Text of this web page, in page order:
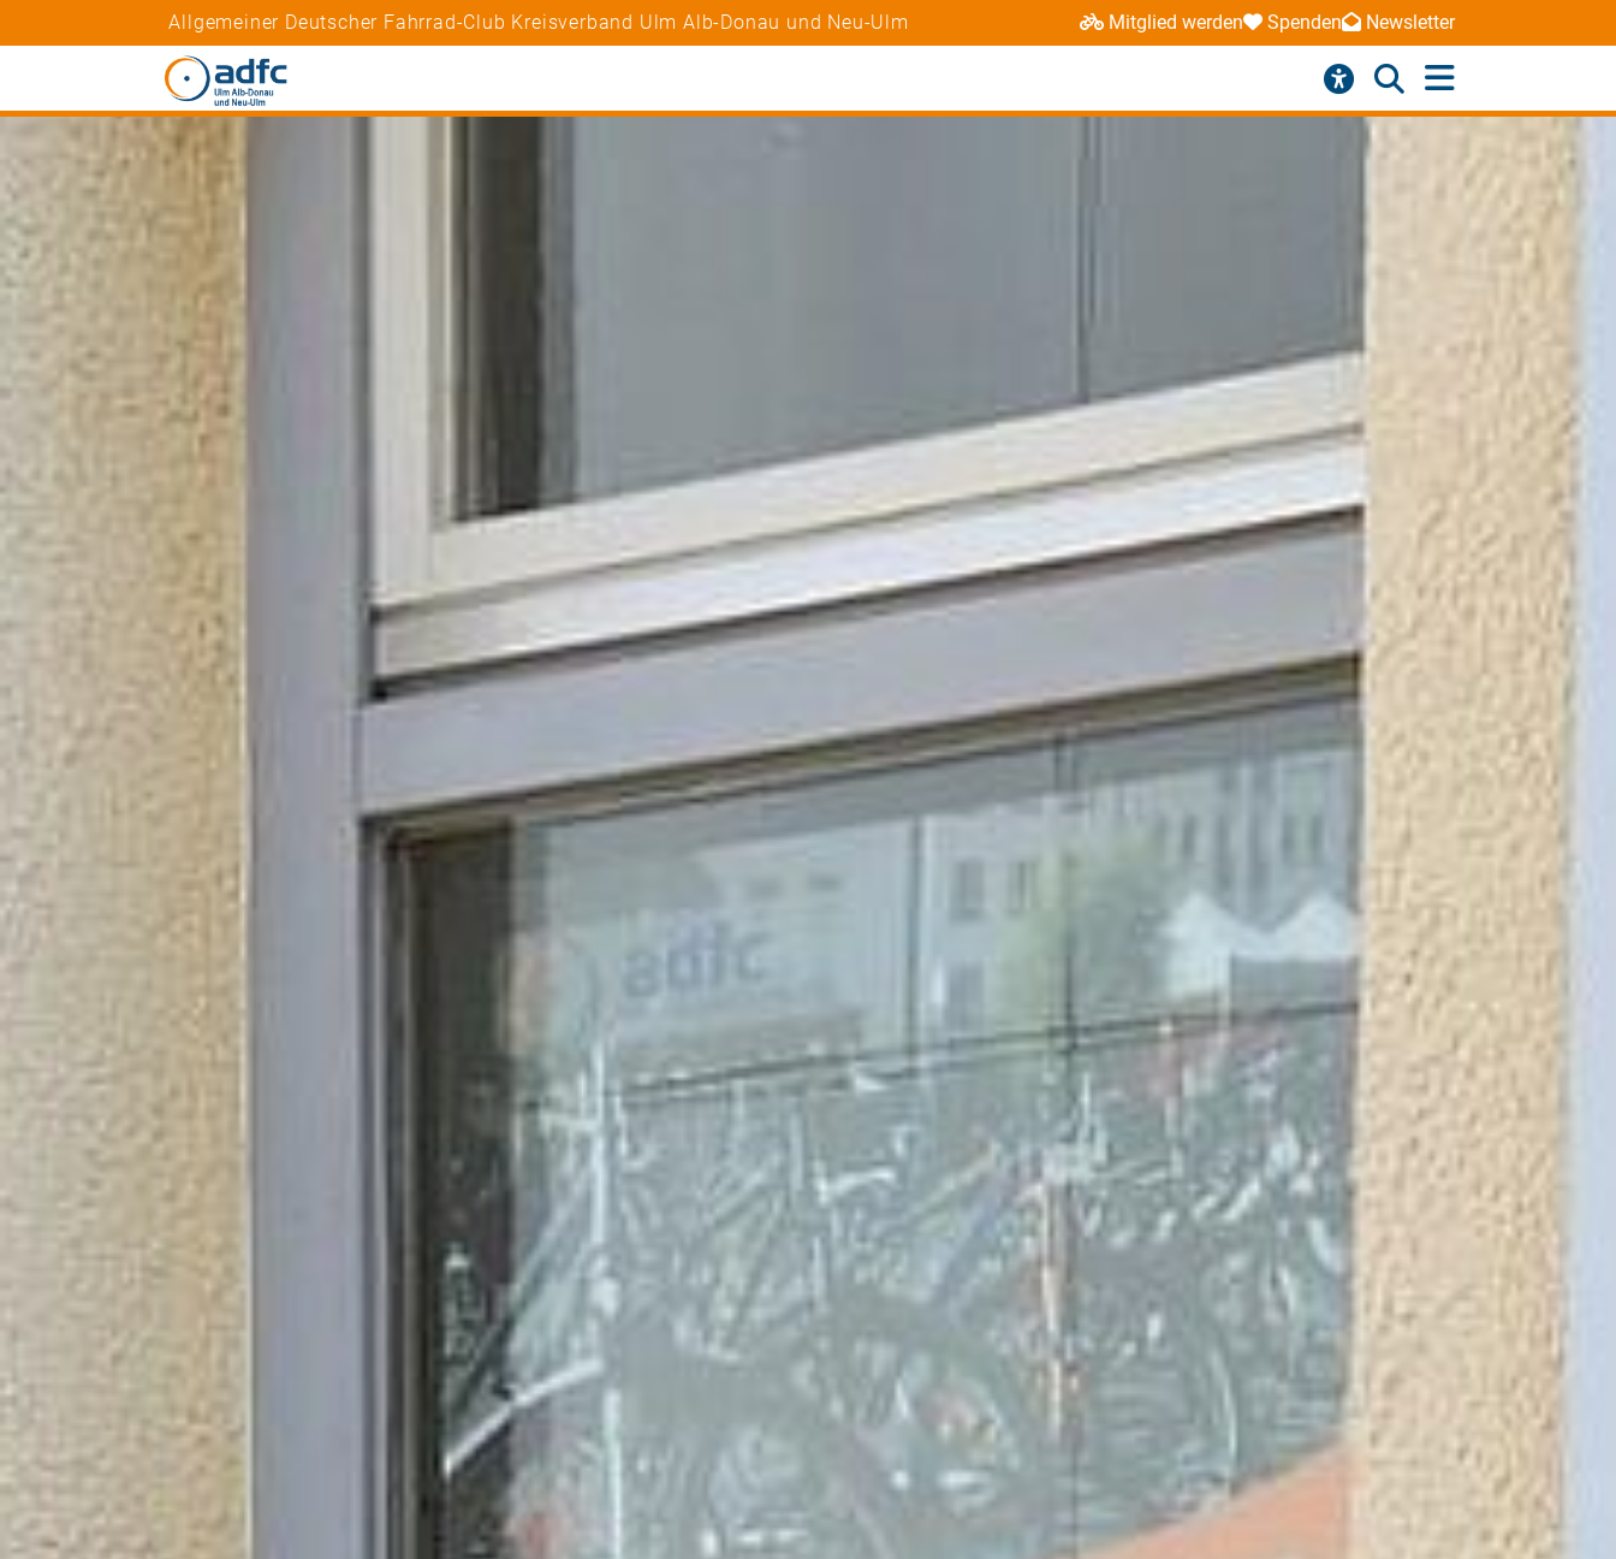
Allgemeiner Deutscher Fahrrad-Club Kreisverband Ulm Alb-Donau und Neu-Ulm Mitglied werden Spenden Newsletter